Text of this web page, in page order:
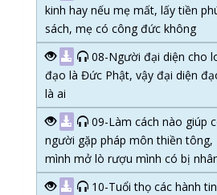
kinh hay nếu mẹ mất, lấy tiền
sách, mẹ có công đức không
08-Người đại diện cho
đạo là Đức Phật, vậy đại diện
là ai
09-Làm cách nào giúp
người gặp pháp môn thiền
mình mở lò rượu mình có bị
10-Tuổi thọ các hành